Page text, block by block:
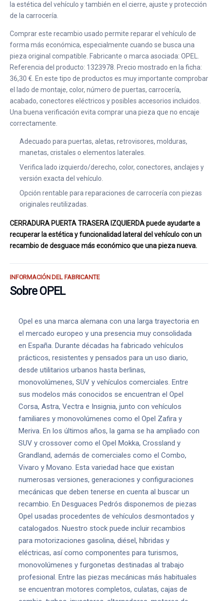
la estética del vehículo y también en el cierre, ajuste y protección
de la carrocería.
Comprar este recambio usado permite reparar el vehículo de
forma más económica, especialmente cuando se busca una
pieza original compatible. Fabricante o marca asociada: OPEL.
Referencia del producto: 1323978. Precio mostrado en la ficha:
36,30 €. En este tipo de productos es muy importante comprobar
el lado de montaje, color, número de puertas, carrocería,
acabado, conectores eléctricos y posibles accesorios incluidos.
Una buena verificación evita comprar una pieza que no encaje
correctamente.
Adecuado para puertas, aletas, retrovisores, molduras,
manetas, cristales o elementos laterales.
Verifica lado izquierdo/derecho, color, conectores, anclajes y
versión exacta del vehículo.
Opción rentable para reparaciones de carrocería con piezas
originales reutilizadas.
CERRADURA PUERTA TRASERA IZQUIERDA puede ayudarte a
recuperar la estética y funcionalidad lateral del vehículo con un
recambio de desguace más económico que una pieza nueva.
INFORMACIÓN DEL FABRICANTE
Sobre OPEL
Opel es una marca alemana con una larga trayectoria en
el mercado europeo y una presencia muy consolidada
en España. Durante décadas ha fabricado vehículos
prácticos, resistentes y pensados para un uso diario,
desde utilitarios urbanos hasta berlinas,
monovolúmenes, SUV y vehículos comerciales. Entre
sus modelos más conocidos se encuentran el Opel
Corsa, Astra, Vectra e Insignia, junto con vehículos
familiares y monovolúmenes como el Opel Zafira y
Meriva. En los últimos años, la gama se ha ampliado con
SUV y crossover como el Opel Mokka, Crossland y
Grandland, además de comerciales como el Combo,
Vivaro y Movano. Esta variedad hace que existan
numerosas versiones, generaciones y configuraciones
mecánicas que deben tenerse en cuenta al buscar un
recambio. En Desguaces Pedrós disponemos de piezas
Opel usadas procedentes de vehículos desmontados y
catalogados. Nuestro stock puede incluir recambios
para motorizaciones gasolina, diésel, híbridas y
eléctricas, así como componentes para turismos,
monovolúmenes y furgonetas destinadas al trabajo
profesional. Entre las piezas mecánicas más habituales
se encuentran motores completos, culatas, cajas de